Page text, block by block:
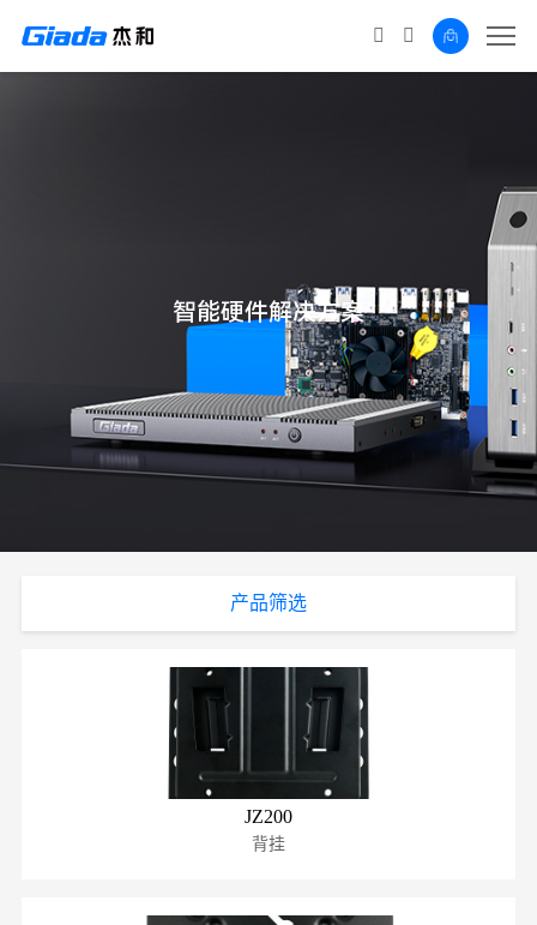
智能硬件解决方案
产品筛选
JZ200
背挂